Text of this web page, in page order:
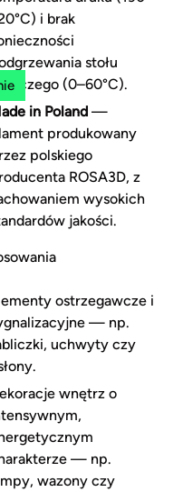
i brak
stołu
(0–60°C).
in Poland—
produkowany
polskiego
ROSA3D, z
wysokich
jakości.
ostrzegawcze i
— np.
uchwyty czy
wnętrz o
— np.
wazony czy